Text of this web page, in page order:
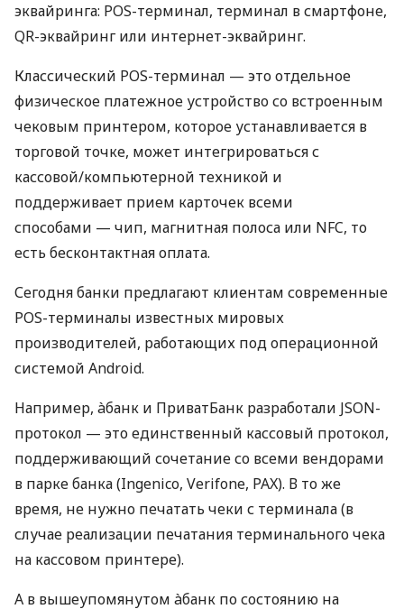
эквайринга: POS-терминал, терминал в смартфоне,
QR-эквайринг или интернет-эквайринг.
Классический POS-терминал — это отдельное
физическое платежное устройство со встроенным
чековым принтером, которое устанавливается в
торговой точке, может интегрироваться с
кассовой/компьютерной техникой и
поддерживает прием карточек всеми
способами — чип, магнитная полоса или NFC, то
есть бесконтактная оплата.
Сегодня банки предлагают клиентам современные
POS-терминалы известных мировых
производителей, работающих под операционной
системой Android.
Например, àбанк и ПриватБанк разработали JSON-
протокол — это единственный кассовый протокол,
поддерживающий сочетание со всеми вендорами
в парке банка (Ingenico, Verifone, PAX). В то же
время, не нужно печатать чеки с терминала (в
случае реализации печатания терминального чека
на кассовом принтере).
А в вышеупомянутом àбанк по состоянию на